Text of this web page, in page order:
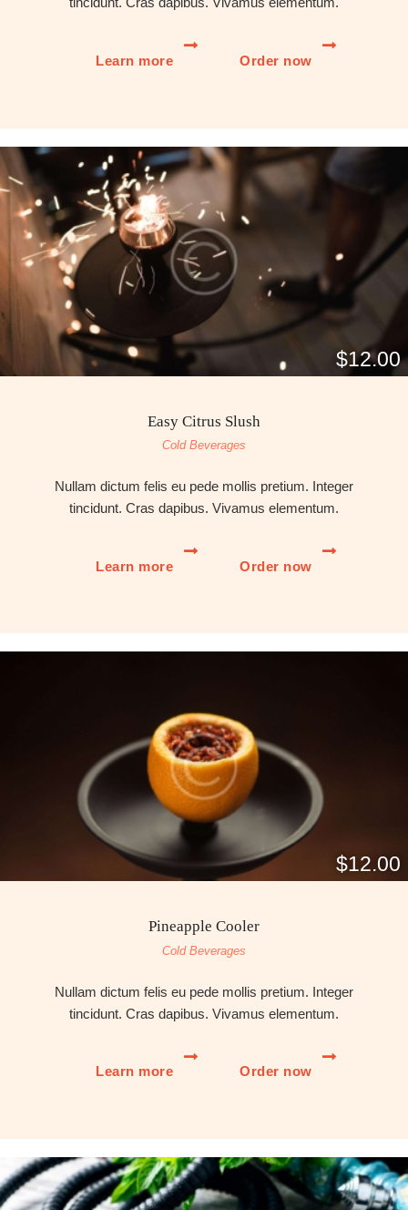
Learn more Order now
$12.00
Easy Citrus Slush
Cold Beverages
Nullam dictum felis eu pede mollis pretium. Integer
tincidunt. Cras dapibus. Vivamus elementum.
Learn more Order now
$12.00
Pineapple Cooler
Cold Beverages
Nullam dictum felis eu pede mollis pretium. Integer
tincidunt. Cras dapibus. Vivamus elementum.
Learn more Order now